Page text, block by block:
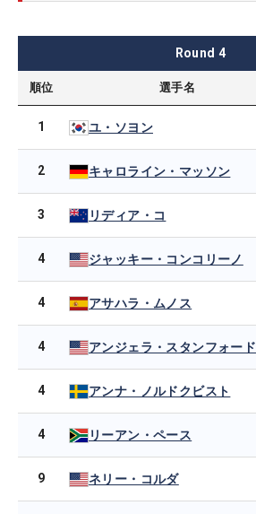
Round 4
順位 選手名
1 ユ・ソヨン
2 キャロライン・マッソン
3 リディア・コ
4 ジャッキー・コンコリーノ
4 アサハラ・ムノス
4 アンジェラ・スタンフォード
4 アンナ・ノルドクビスト
4 リーアン・ペース
9 ネリー・コルダ